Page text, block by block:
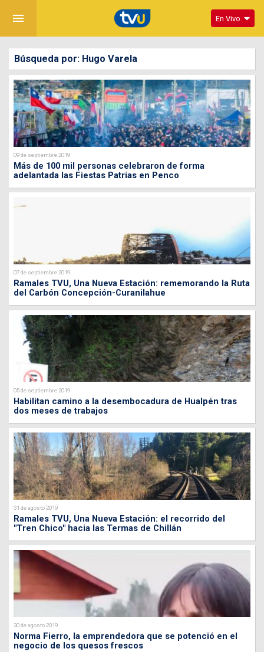
menu En Vivo
Búsqueda por: Hugo Varela
09 de septiembre 2019
Más de 100 mil personas celebraron de forma
adelantada las Fiestas Patrias en Penco
07 de septiembre 2019
Ramales TVU, Una Nueva Estación: rememorando la Ruta
del Carbón Concepción-Curanilahue
05 de septiembre 2019
Habilitan camino a la desembocadura de Hualpén tras
dos meses de trabajos
31 de agosto 2019
Ramales TVU, Una Nueva Estación: el recorrido del
"Tren Chico" hacia las Termas de Chillán
30 de agosto 2019
Norma Fierro, la emprendedora que se potenció en el
negocio de los quesos frescos